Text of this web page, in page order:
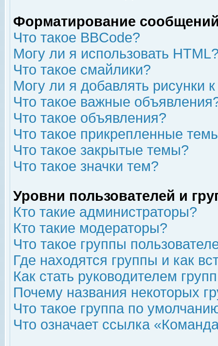
Форматирование
Что такое BBCode?
Могу ли я использовать
Что такое смайлики?
Могу ли я добавлять рисунки
Что такое важные
Что такое объявления?
Что такое прикрепленные
Что такое закрытые темы?
Что такое значки тем?
Уровни пользователей и
Кто такие администраторы?
Кто такие модераторы?
Что такое группы
Где находятся группы и как
Как стать руководителем
Почему названия некоторых
Что такое группа по
Что означает ссылка